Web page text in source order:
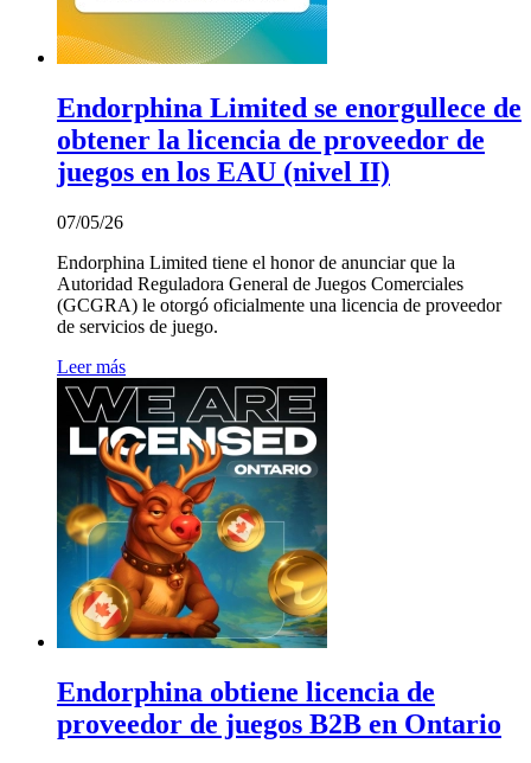
Endorphina Limited se enorgullece de
obtener la licencia de proveedor de
juegos en los EAU (nivel II)
07/05/26
Endorphina Limited tiene el honor de anunciar que la
Autoridad Reguladora General de Juegos Comerciales
(GCGRA) le otorgó oficialmente una licencia de proveedor
de servicios de juego.
Leer más
Endorphina obtiene licencia de
proveedor de juegos B2B en Ontario